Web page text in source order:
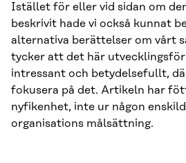
Istället för eller vid sidan om
beskrivit hade vi också kunnat
alternativa berättelser om vårt
tycker att det här
intressant och betydelsefullt,
fokusera på det. Artikeln har
nyfikenhet, inte ur någon
organisations målsättning.